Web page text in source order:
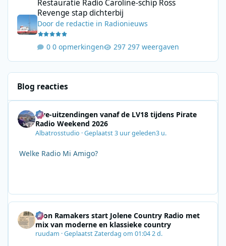
Restauratie Radio Caroline-schip Ross
Revenge stap dichterbij
Doorde redactie in Radionieuws
0 opmerkingen 297 weergaven
Blog reacties
Live-uitzendingen vanaf de LV18 tijdens Pirate
Radio Weekend 2026
Albatrosstudio ·Geplaatst3 uur geleden3 u.
Welke Radio Mi Amigo?
Leon Ramakers start Jolene Country Radio met
mix van moderne en klassieke country
ruudam ·GeplaatstZaterdag om 01:042 d.